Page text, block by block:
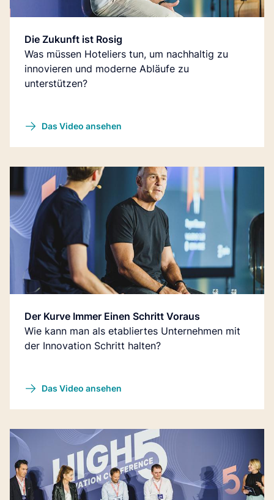
Die Zukunft ist Rosig
Was müssen Hoteliers tun, um nachhaltig zu
innovieren und moderne Abläufe zu
unterstützen?
Das Video ansehen
Der Kurve Immer Einen Schritt Voraus
Wie kann man als etabliertes Unternehmen mit
der Innovation Schritt halten?
Das Video ansehen